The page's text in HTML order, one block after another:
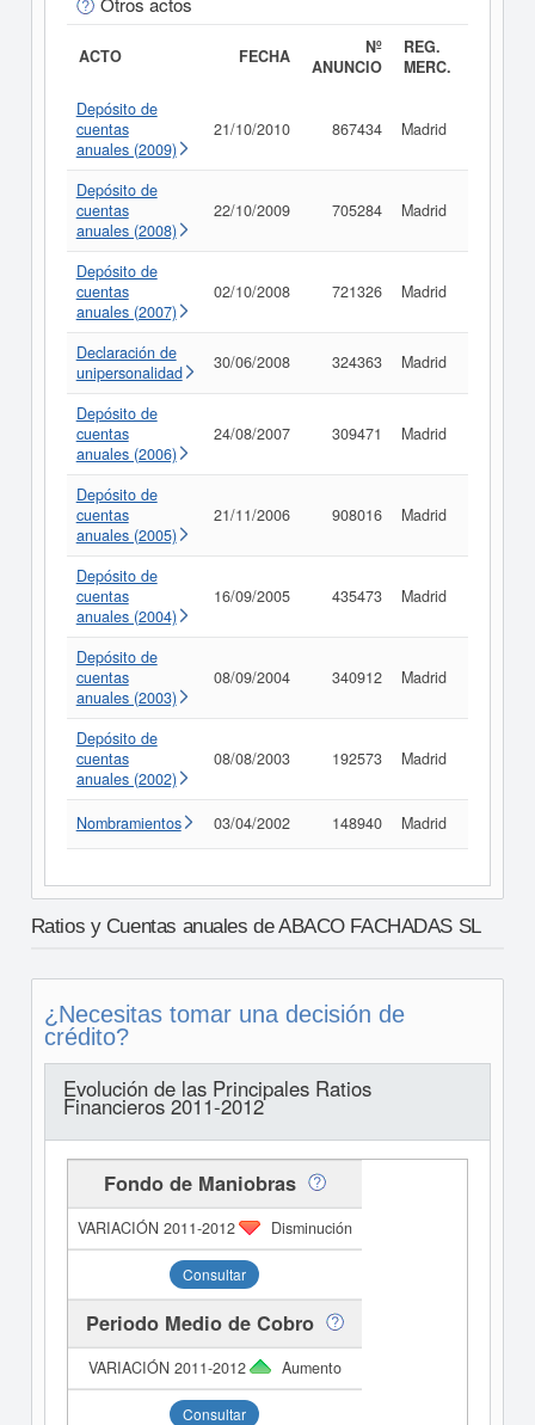
ACTO FECHA
Nº
ANUNCIO
REG.
MERC.
Depósito de
cuentas
anuales (2009)
21/10/2010 867434 Madrid
Depósito de
cuentas
anuales (2008)
22/10/2009 705284 Madrid
Depósito de
cuentas
anuales (2007)
02/10/2008 721326 Madrid
Declaración de
unipersonalidad
30/06/2008 324363 Madrid
Depósito de
cuentas
anuales (2006)
24/08/2007 309471 Madrid
Depósito de
cuentas
anuales (2005)
21/11/2006 908016 Madrid
Depósito de
cuentas
anuales (2004)
16/09/2005 435473 Madrid
Depósito de
cuentas
anuales (2003)
08/09/2004 340912 Madrid
Depósito de
cuentas
anuales (2002)
08/08/2003 192573 Madrid
Nombramientos 03/04/2002 148940 Madrid
Ratios y Cuentas anuales de ABACO FACHADAS SL
¿Necesitas tomar una decisión de
crédito?
Evolución de las Principales Ratios
Financieros 2011-2012
Fondo de Maniobras
Disminución
Consultar
Periodo Medio de Cobro
Aumento
Consultar